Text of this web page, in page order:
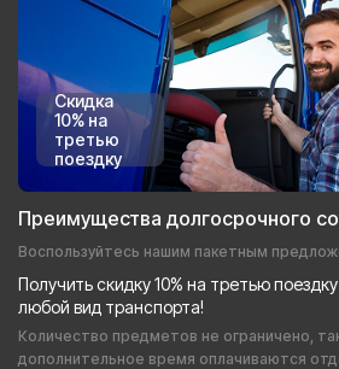
Скидка
10% на
третью
поездку
Преимущества долгосрочного
Воспользуйтесь нашим пакетным
Получить скидку 10% на третью
любой вид транспорта!
Количество предметов не ограничено,
дополнительное время оплачиваются